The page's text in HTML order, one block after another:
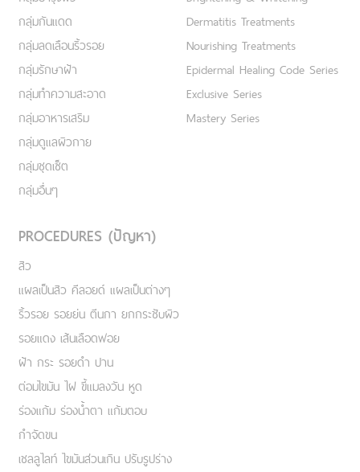
กลุ่มกันแดด
กลุ่มลดเลือนริ้วรอย
กลุ่มรักษาฝ้า
กลุ่มทำความสะอาด
กลุ่มอาหารเสริม
กลุ่มดูแลผิวกาย
กลุ่มชุดเซ็ต
กลุ่มอื่นๆ
Dermatitis Treatments
Nourishing Treatments
Epidermal Healing Code Series
Exclusive Series
Mastery Series
PROCEDURES (ปัญหา)
สิว
แผลเป็นสิว คีลอยด์ แผลเป็นต่างๆ
ริ้วรอย รอยย่น ตีนกา ยกกระชับผิว
รอยแดง เส้นเลือดฟอย
ฝ้า กระ รอยดำ ปาน
ต่อมไขมัน ไฝ ขี้แมลงวัน หูด
ร่องแก้ม ร่องน้ำตา แก้มตอบ
กำจัดขน
เชลลูไลท์ ไขมันส่วนเกิน ปรับรูปร่าง